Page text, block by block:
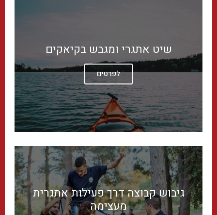
שיט אתגרי ומגבש בקיאקים
לפרטים
גיבוש קבוצה דרך פעילות אתגרית
מעצימה